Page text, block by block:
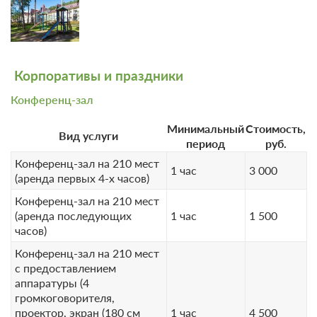
6 965
ЗА НОЧЬ ДЛЯ 1 ГОСТЯ
8 фото
Люкс №24 Версаль (корпус №2)
Одна двуспальная кровать
Ванная комната в номере
- прогревание в
чаепитие
- Турецкий
пилинг пенный
Kessa) или
солевой с
- общий массаж
* Программа рассчитана на 1 человека. За
дополнительного человека стоимость
Корпоративы и праздники
Конференц-зал
Вид услуги
Минимальный
период
Стоимость,
руб.
Конференц-зал на 210 мест
(аренда первых 4-х часов)
1 час 3 000
Конференц-зал на 210 мест
(аренда последующих
часов)
1 час 1 500
Конференц-зал на 210 мест
с предоставлением
аппаратуры (4
громкоговорителя,
проектор, экран (180 см
1 час 4 500